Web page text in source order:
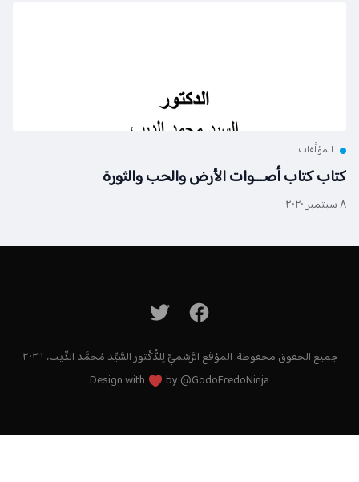
كتاب أصـــوات الأرض والحب والثورة
الحقوق محفوظة. الموْقع الرَّسْميِّ لِلدُّكْتور السَّيِّد مُحمَّد الدِّيب، ٢٠٢٦.
Design with
by@GodoFredoNinja